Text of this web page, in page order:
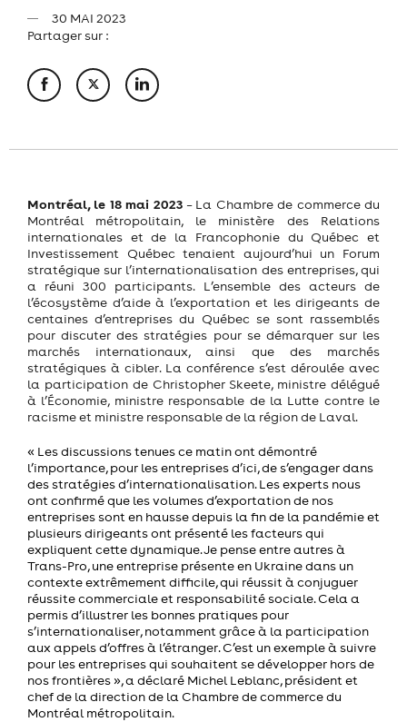
30 MAI 2023
Partager sur :
Montréal, le 18 mai 2023 – La Chambre de commerce du
Montréal métropolitain, le ministère des Relations
internationales et de la Francophonie du Québec et
Investissement Québec tenaient aujourd’hui un Forum
stratégique sur l’internationalisation des entreprises, qui
a réuni 300 participants. L’ensemble des acteurs de
l’écosystème d’aide à l’exportation et les dirigeants de
centaines d’entreprises du Québec se sont rassemblés
pour discuter des stratégies pour se démarquer sur les
marchés internationaux, ainsi que des marchés
stratégiques à cibler. La conférence s’est déroulée avec
la participation de Christopher Skeete, ministre délégué
à l’Économie, ministre responsable de la Lutte contre le
racisme et ministre responsable de la région de Laval.
« Les discussions tenues ce matin ont démontré
l’importance, pour les entreprises d’ici, de s’engager dans
des stratégies d’internationalisation. Les experts nous
ont confirmé que les volumes d’exportation de nos
entreprises sont en hausse depuis la fin de la pandémie et
plusieurs dirigeants ont présenté les facteurs qui
expliquent cette dynamique. Je pense entre autres à
Trans-Pro, une entreprise présente en Ukraine dans un
contexte extrêmement difficile, qui réussit à conjuguer
réussite commerciale et responsabilité sociale. Cela a
permis d’illustrer les bonnes pratiques pour
s’internationaliser, notamment grâce à la participation
aux appels d’offres à l’étranger. C’est un exemple à suivre
pour les entreprises qui souhaitent se développer hors de
nos frontières », a déclaré Michel Leblanc, président et
chef de la direction de la Chambre de commerce du
Montréal métropolitain.